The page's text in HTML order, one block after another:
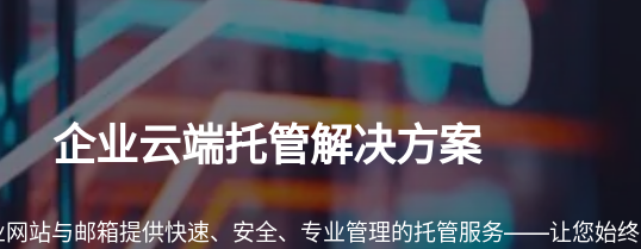
企业云端托管解决方案
网站与邮箱提供快速、安全、专业管理的托管服务——让您始终